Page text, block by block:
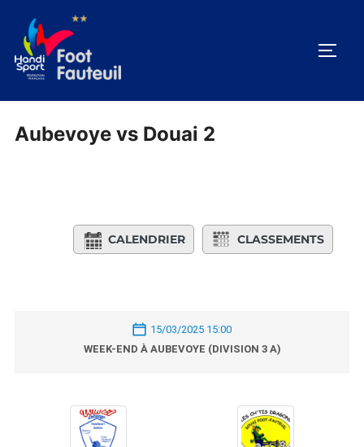
contenu
Aubevoye vs Douai 2
CALENDRIER CLASSEMENTS
15/03/2025 15:00
WEEK-END À AUBEVOYE (DIVISION 3 A)